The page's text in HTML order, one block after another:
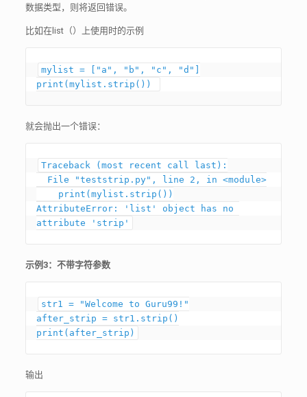
数据类型，则将返回错误。
比如在list（）上使用时的示例
mylist = ["a", "b", "c", "d"]
print(mylist.strip())
就会抛出一个错误：
Traceback (most recent call last):
AttributeError: 'list' object has no
attribute 'strip'
示例3：不带字符参数
str1 = "Welcome to Guru99!"
after_strip = str1.strip()
print(after_strip)
输出